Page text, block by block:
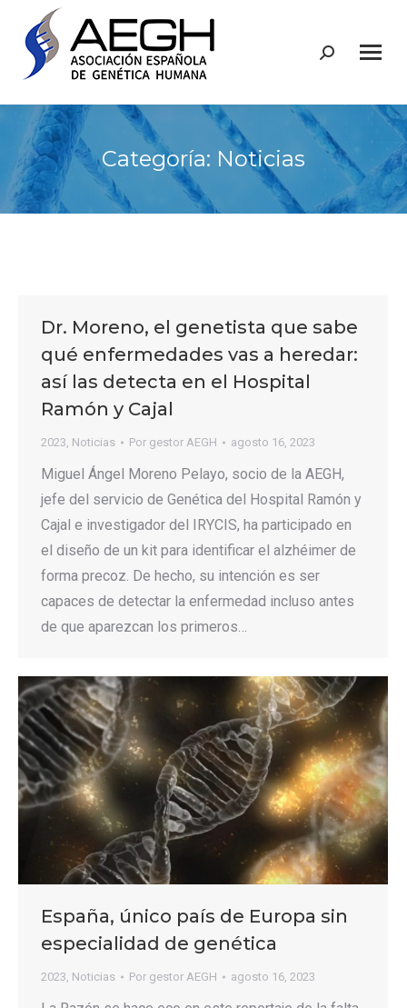
Buscar:
Categoría: Noticias
Dr. Moreno, el genetista que sabe
qué enfermedades vas a heredar:
así las detecta en el Hospital
Ramón y Cajal
2023, Noticias Por gestor AEGH agosto 16, 2023
Miguel Ángel Moreno Pelayo, socio de la AEGH,
jefe del servicio de Genética del Hospital Ramón y
Cajal e investigador del IRYCIS, ha participado en
el diseño de un kit para identificar el alzhéimer de
forma precoz. De hecho, su intención es ser
capaces de detectar la enfermedad incluso antes
de que aparezcan los primeros…
España, único país de Europa sin
especialidad de genética
2023, Noticias Por gestor AEGH agosto 16, 2023